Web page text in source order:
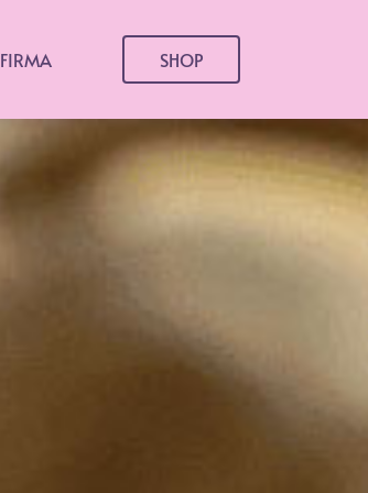
FIRMA SHOP